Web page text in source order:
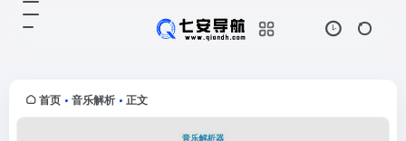
首页 • 音乐解析 • 正文
网易云音乐，QQ音乐，酷狗音乐，
酷我音乐，虾米音乐，百度音乐，一
听音乐，咪咕音乐，荔枝FM...